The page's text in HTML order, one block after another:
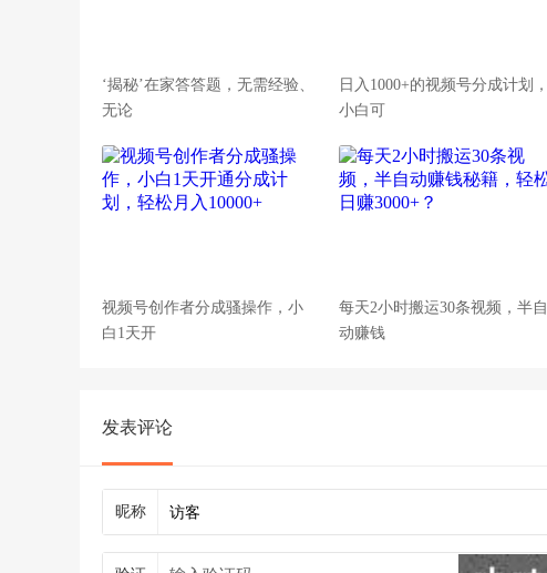
‘揭秘’在家答答题，无需经验、
无论
日入1000+的视频号分成计划，
小白可
视频号创作者分成骚操作，小
白1天开
每天2小时搬运30条视频，半自
动赚钱
发表评论
昵称